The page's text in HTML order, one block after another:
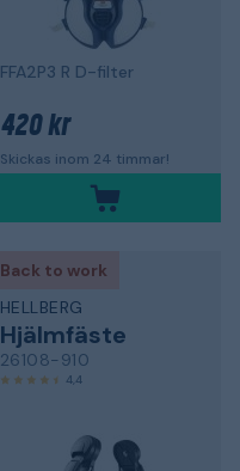
FFA2P3 R D-filter
420 kr
Skickas inom 24 timmar!
Back to work
HELLBERG
Hjälmfäste
26108-910
4,4